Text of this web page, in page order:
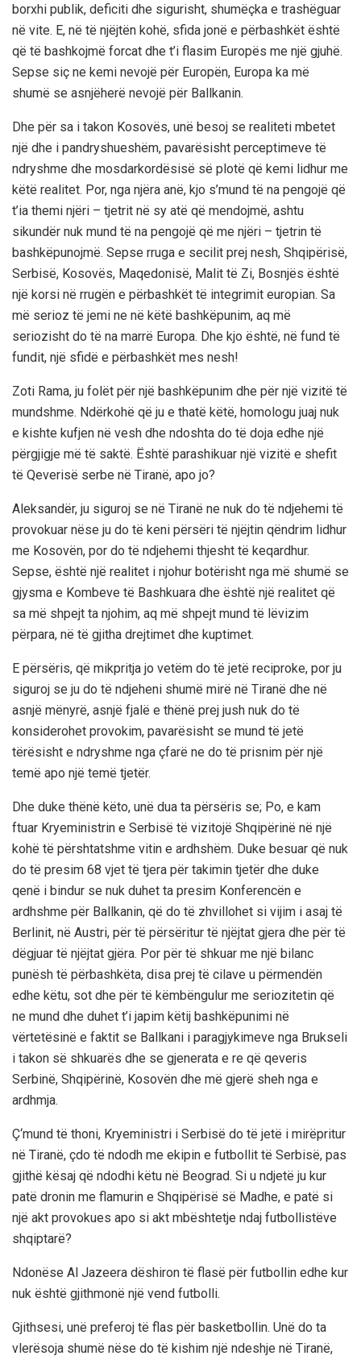
borxhi publik, deficiti dhe sigurisht, shumëçka e trashëguar
në vite. E, në të njëjtën kohë, sfida jonë e përbashkët është
që të bashkojmë forcat dhe t’i flasim Europës me një gjuhë.
Sepse siç ne kemi nevojë për Europën, Europa ka më
shumë se asnjëherë nevojë për Ballkanin.
Dhe për sa i takon Kosovës, unë besoj se realiteti mbetet
një dhe i pandryshueshëm, pavarësisht perceptimeve të
ndryshme dhe mosdarkordësisë së plotë që kemi lidhur me
këtë realitet. Por, nga njëra anë, kjo s’mund të na pengojë që
t’ia themi njëri – tjetrit në sy atë që mendojmë, ashtu
sikundër nuk mund të na pengojë që me njëri – tjetrin të
bashkëpunojmë. Sepse rruga e secilit prej nesh, Shqipërisë,
Serbisë, Kosovës, Maqedonisë, Malit të Zi, Bosnjës është
një korsi në rrugën e përbashkët të integrimit europian. Sa
më serioz të jemi ne në këtë bashkëpunim, aq më
seriozisht do të na marrë Europa. Dhe kjo është, në fund të
fundit, një sfidë e përbashkët mes nesh!
Zoti Rama, ju folët për një bashkëpunim dhe për një vizitë të
mundshme. Ndërkohë që ju e thatë këtë, homologu juaj nuk
e kishte kufjen në vesh dhe ndoshta do të doja edhe një
përgjigje më të saktë. Është parashikuar një vizitë e shefit
të Qeverisë serbe në Tiranë, apo jo?
Aleksandër, ju siguroj se në Tiranë ne nuk do të ndjehemi të
provokuar nëse ju do të keni përsëri të njëjtin qëndrim lidhur
me Kosovën, por do të ndjehemi thjesht të keqardhur.
Sepse, është një realitet i njohur botërisht nga më shumë se
gjysma e Kombeve të Bashkuara dhe është një realitet që
sa më shpejt ta njohim, aq më shpejt mund të lëvizim
përpara, në të gjitha drejtimet dhe kuptimet.
E përsëris, që mikpritja jo vetëm do të jetë reciproke, por ju
siguroj se ju do të ndjeheni shumë mirë në Tiranë dhe në
asnjë mënyrë, asnjë fjalë e thënë prej jush nuk do të
konsiderohet provokim, pavarësisht se mund të jetë
tërësisht e ndryshme nga çfarë ne do të prisnim për një
temë apo një temë tjetër.
Dhe duke thënë këto, unë dua ta përsëris se; Po, e kam
ftuar Kryeministrin e Serbisë të vizitojë Shqipërinë në një
kohë të përshtatshme vitin e ardhshëm. Duke besuar që nuk
do të presim 68 vjet të tjera për takimin tjetër dhe duke
qenë i bindur se nuk duhet ta presim Konferencën e
ardhshme për Ballkanin, që do të zhvillohet si vijim i asaj të
Berlinit, në Austri, për të përsëritur të njëjtat gjera dhe për të
dëgjuar të njëjtat gjëra. Por për të shkuar me një bilanc
punësh të përbashkëta, disa prej të cilave u përmendën
edhe këtu, sot dhe për të këmbëngulur me seriozitetin që
ne mund dhe duhet t’i japim këtij bashkëpunimi në
vërtetësinë e faktit se Ballkani i paragjykimeve nga Brukseli
i takon së shkuarës dhe se gjenerata e re që qeveris
Serbinë, Shqipërinë, Kosovën dhe më gjerë sheh nga e
ardhmja.
Ç‘mund të thoni, Kryeministri i Serbisë do të jetë i mirëpritur
në Tiranë, çdo të ndodh me ekipin e futbollit të Serbisë, pas
gjithë kësaj që ndodhi këtu në Beograd. Si u ndjetë ju kur
patë dronin me flamurin e Shqipërisë së Madhe, e patë si
një akt provokues apo si akt mbështetje ndaj futbollistëve
shqiptarë?
Ndonëse Al Jazeera dëshiron të flasë për futbollin edhe kur
nuk është gjithmonë një vend futbolli.
Gjithsesi, unë preferoj të flas për basketbollin. Unë do ta
vlerësoja shumë nëse do të kishim një ndeshje në Tiranë,